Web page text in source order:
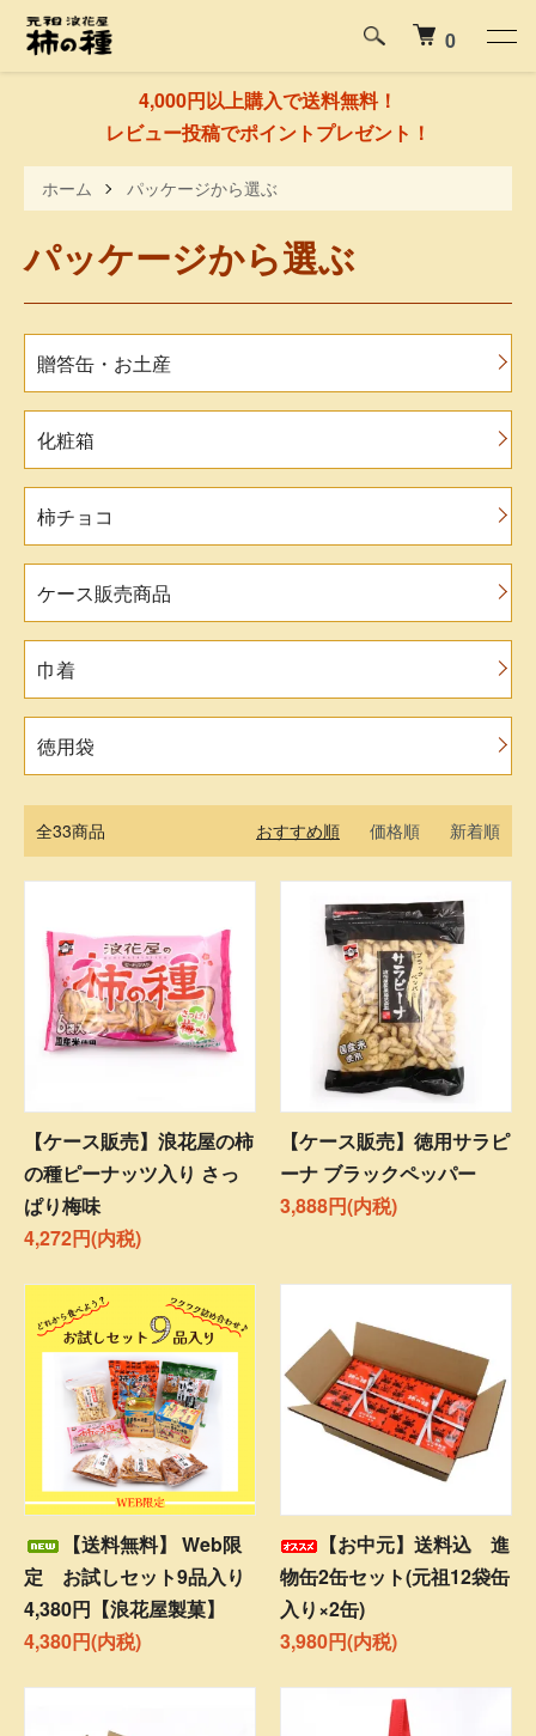
4,000円以上購入で送料無料！
レビュー投稿でポイントプレゼント！
0
ホーム パッケージから選ぶ
パッケージから選ぶ
贈答缶・お土産
化粧箱
柿チョコ
ケース販売商品
巾着
徳用袋
全33商品 おすすめ順 価格順 新着順
【ケース販売】浪花屋の柿
の種ピーナッツ入り さっ
ぱり梅味
4,272円(内税)
【ケース販売】徳用サラピ
ーナ ブラックペッパー
3,888円(内税)
【送料無料】 Web限
定 お試しセット9品入り
4,380円【浪花屋製菓】
4,380円(内税)
【お中元】送料込 進
物缶2缶セット(元祖12袋缶
入り×2缶)
3,980円(内税)